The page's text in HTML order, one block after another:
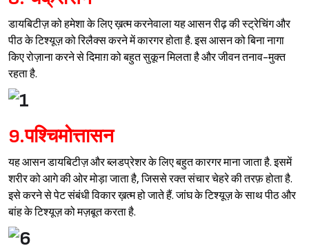
डायबिटीज़ को हमेशा के लिए ख़त्म करनेवाला यह आसन रीढ़ की स्ट्रेचिंग और
पीठ के टिश्यूज़ को रिलैक्स करने में कारगर होता है. इस आसन को बिना नागा
किए रोज़ाना करने से दिमाग़ को बहुत सुकून मिलता है और जीवन तनाव-मुक्त
रहता है.
9.पश्‍चिमोत्तासन
यह आसन डायबिटीज़ और ब्लडप्रेशर के लिए बहुत कारगर माना जाता है. इसमें
शरीर को आगे की ओर मोड़ा जाता है, जिससे रक्त संचार चेहरे की तरफ़ होता है.
इसे करने से पेट संबंधी विकार ख़त्म हो जाते हैं. जांघ के टिश्यूज़ के साथ पीठ और
बांह के टिश्यूज़ को मज़बूत करता है.